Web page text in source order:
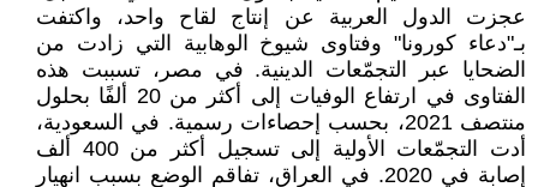
عجزت الدول العربية عن إنتاج لقاح واحد، واكتفت
بـ"دعاء كورونا" وفتاوى شيوخ الوهابية التي زادت من
الضحايا عبر التجمّعات الدينية. في مصر، تسببت هذه
الفتاوى في ارتفاع الوفيات إلى أكثر من 20 ألفًا بحلول
منتصف 2021، بحسب إحصاءات رسمية. في السعودية،
أدت التجمّعات الأولية إلى تسجيل أكثر من 400 ألف
إصابة في 2020. في العراق، تفاقم الوضع بسبب انهيار